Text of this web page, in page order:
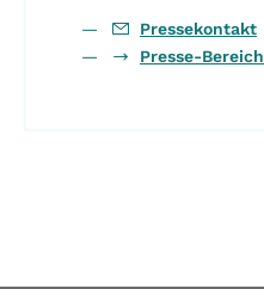
Pressekontakt
Presse-Bereich